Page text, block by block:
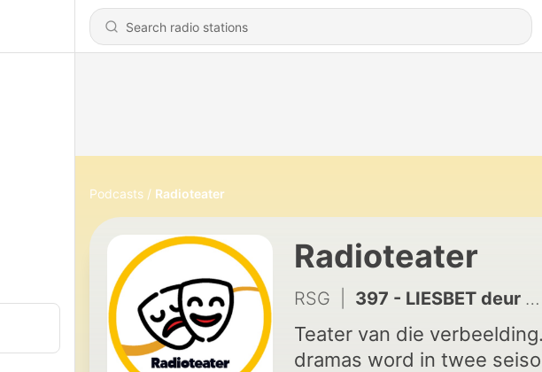
Podcasts Radioteater
Radioteater
RSG 397 - LIESBET deur Leon van Nierop
Teater van die
dramas word in twee